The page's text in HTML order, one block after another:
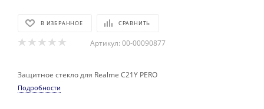
В ИЗБРАННОЕ СРАВНИТЬ
Артикул: 00-00090877
Защитное стекло для Realme C21Y PERO
Подробности